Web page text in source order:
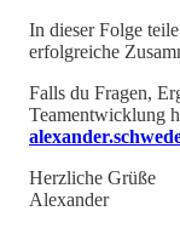
In dieser Folge
erfolgreiche
Falls du Fragen,
Teamentwicklung
Herzliche Grüße
Alexander